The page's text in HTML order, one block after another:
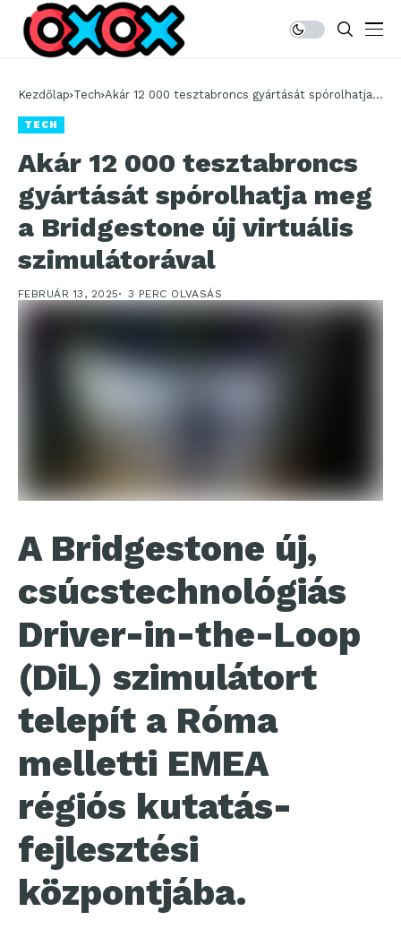
Kezdőlap Tech Akár 12 000 tesztabroncs gyártását spórolhatja
TECH
Akár 12 000 tesztabroncs
gyártását spórolhatja meg
a Bridgestone új virtuális
szimulátorával
FEBRUÁR 13, 2025 3 PERC OLVASÁS
A Bridgestone új,
csúcstechnológiás
Driver-in-the-Loop
(DiL) szimulátort
telepít a Róma
melletti EMEA
régiós kutatás-
fejlesztési
központjába.